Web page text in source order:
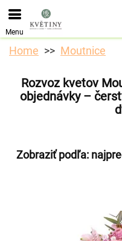
Objednávky prijímame
Najskorší možný
Menu
Home Moutnice
Rozvoz kvetov
objednávky –
Zobraziť podľa: